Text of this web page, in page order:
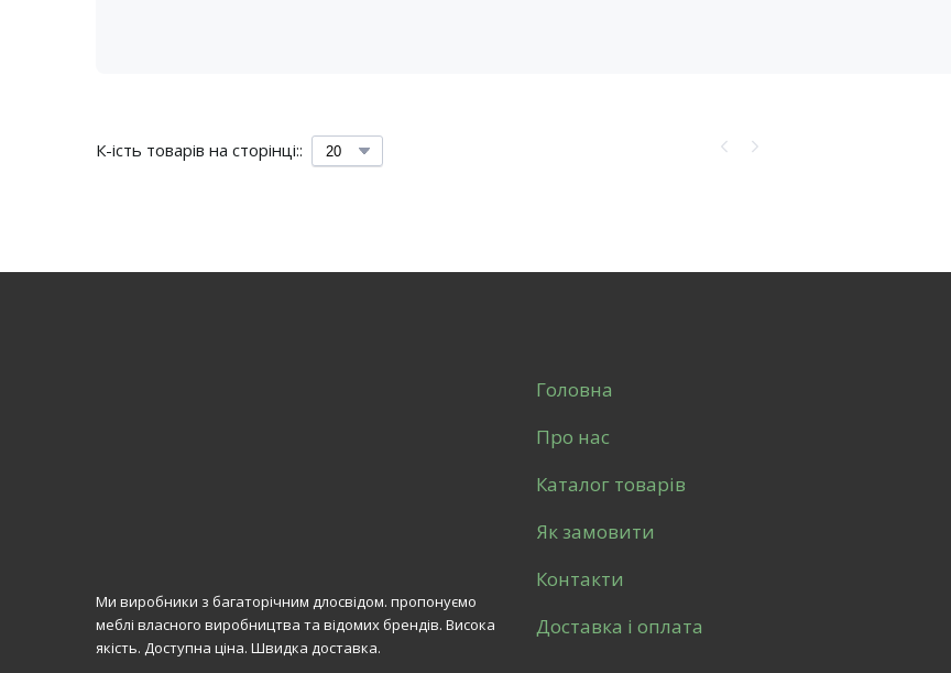
К-ість товарів на сторінці::
Ми виробники з багаторічним длосвідом. пропонуємо
меблі власного виробництва та відомих брендів. Висока
якість. Доступна ціна. Швидка доставка.
Головна
Про нас
Каталог товарів
Як замовити
Контакти
Доставка і оплата